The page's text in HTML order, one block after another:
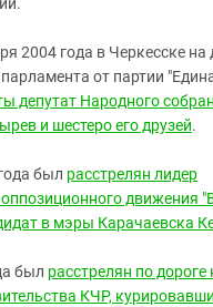
2004 года в Черкесске на
от партии
депутат Народного
и шестеро его друзей.
был расстрелян лидер
оппозиционного движения
в мэры Карачаевска
был расстрелян по дороге
КЧР,